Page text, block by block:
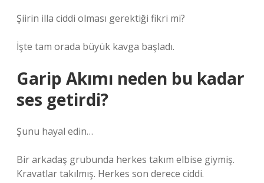
Şiirin illa ciddi olması gerektiği fikri mi?
İşte tam orada büyük kavga başladı.
Garip Akımı neden bu kadar
ses getirdi?
Şunu hayal edin…
Bir arkadaş grubunda herkes takım elbise giymiş.
Kravatlar takılmış. Herkes son derece ciddi.